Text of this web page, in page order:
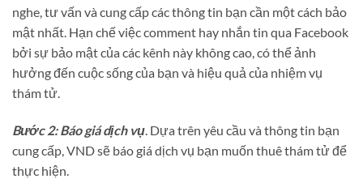
nghe, tư vấn và cung cấp các thông tin bạn cần một cách bảo
mật nhất. Hạn chế việc comment hay nhắn tin qua Facebook
bởi sự bảo mật của các kênh này không cao, có thể ảnh
hưởng đến cuộc sống của bạn và hiệu quả của nhiệm vụ
thám tử.
Bước 2: Báo giá dịch vụ . Dựa trên yêu cầu và thông tin bạn
cung cấp, VND sẽ báo giá dịch vụ bạn muốn thuê thám tử để
thực hiện.